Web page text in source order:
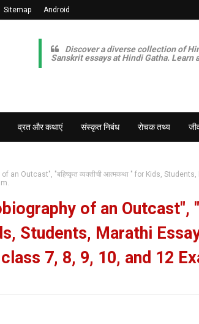
Sitemap Android
Discover a diverse collection of
Sanskrit essays at Hindi Gatha. Learn
व्रत और कथाएं संस्कृत निबंध रोचक तथ्य
an Outcast", "बहिष्कृत व्यक्तीची आत्मकथा " for Kids,
of an Outcast",
Students, Marathi
7, 8, 9, 10, and 12